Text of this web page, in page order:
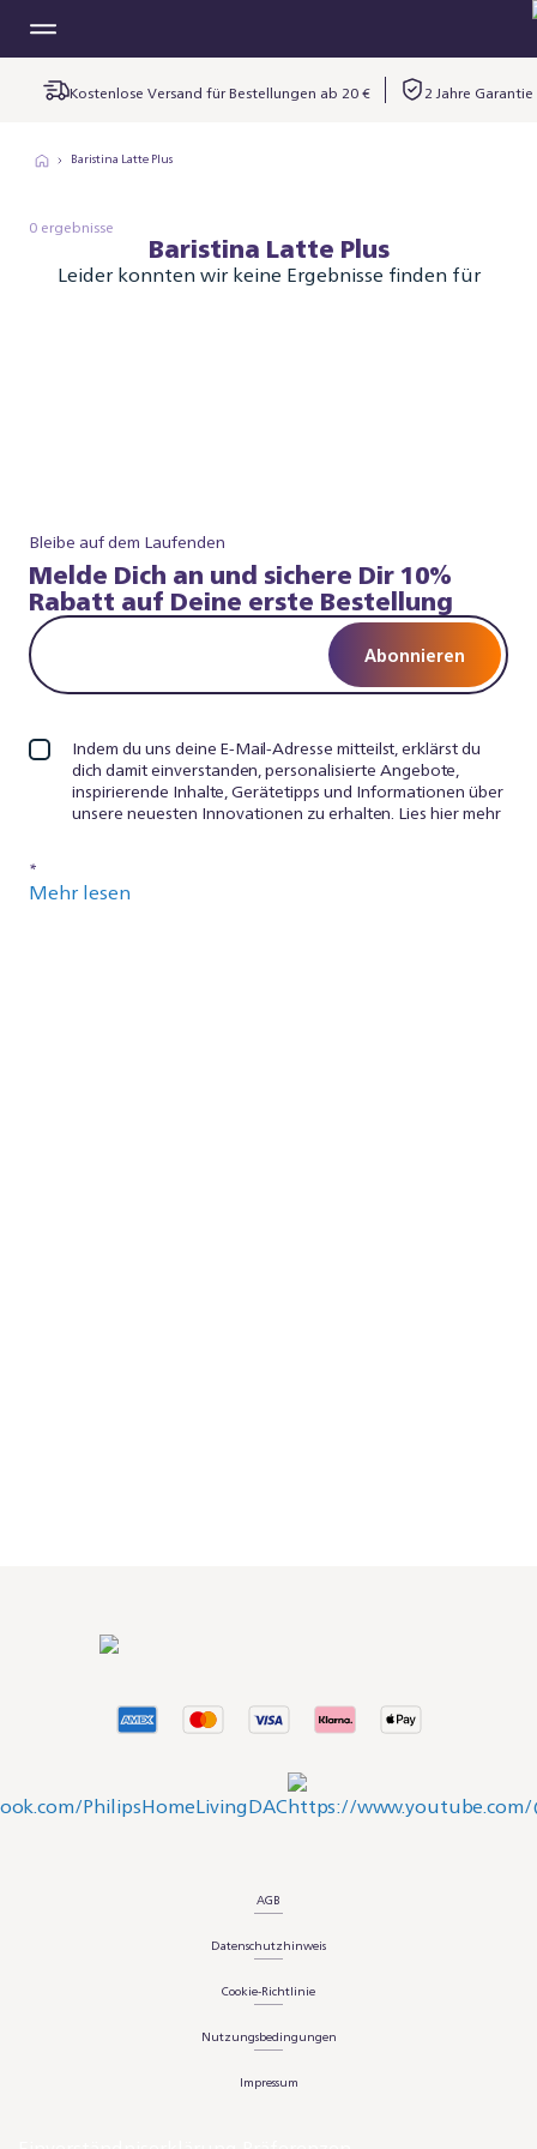
Kostenlose Versand für Bestellungen ab 20 € 2 Jahre Garantie
Baristina Latte Plus
0 ergebnisse
Baristina Latte Plus
Leider konnten wir keine Ergebnisse finden für
Bleibe auf dem Laufenden
Melde Dich an und sichere Dir 10%
Rabatt auf Deine erste Bestellung
Abonnieren
Indem du uns deine E-Mail-Adresse mitteilst, erklärst du
dich damit einverstanden, personalisierte Angebote,
inspirierende Inhalte, Gerätetipps und Informationen über
unsere neuesten Innovationen zu erhalten. Lies hier mehr
*
Mehr lesen
AGB
Datenschutzhinweis
Cookie-Richtlinie
Nutzungsbedingungen
Impressum